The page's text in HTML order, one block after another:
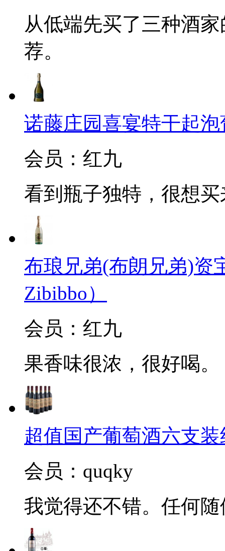
从低端先买了三种酒
荐。
诺藤庄园喜宴特干起泡
会员：红九
看到瓶子独特，很想
布琅兄弟(布朗兄弟)资
Zibibbo）
会员：红九
果香味很浓，很好喝。
超值国产葡萄酒六支装
会员：quqky
我觉得还不错。任何